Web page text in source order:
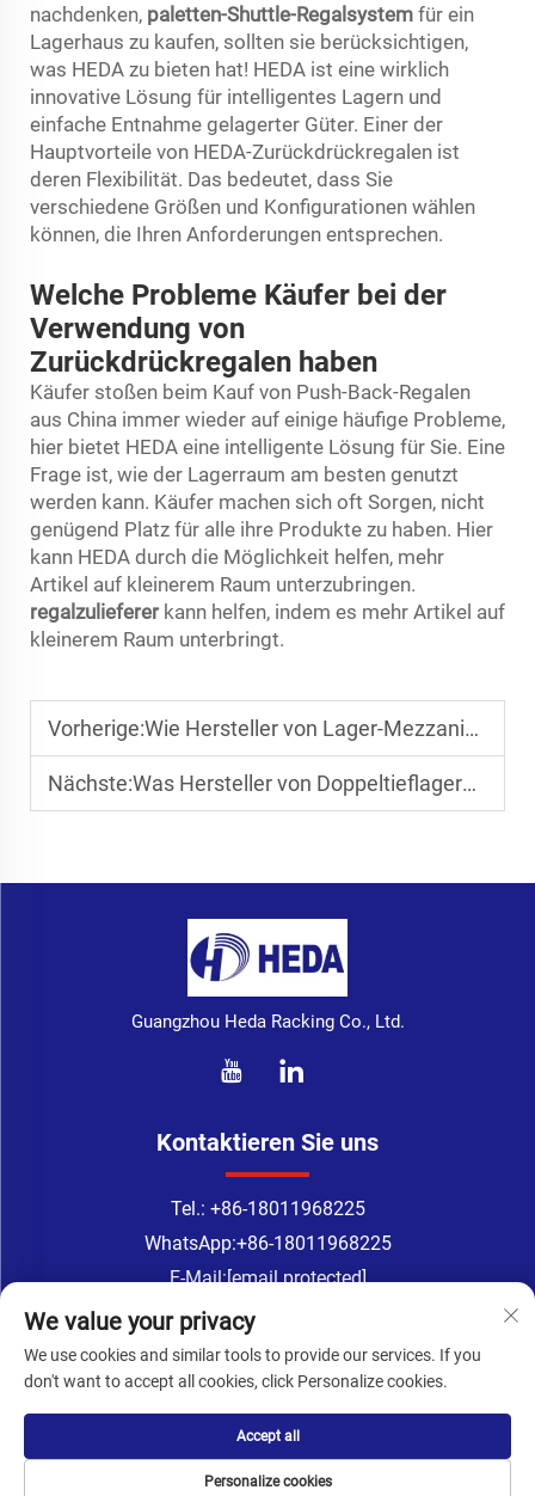
nachdenken, paletten-Shuttle-Regalsystem für ein
Lagerhaus zu kaufen, sollten sie berücksichtigen,
was HEDA zu bieten hat! HEDA ist eine wirklich
innovative Lösung für intelligentes Lagern und
einfache Entnahme gelagerter Güter. Einer der
Hauptvorteile von HEDA-Zurückdrückregalen ist
deren Flexibilität. Das bedeutet, dass Sie
verschiedene Größen und Konfigurationen wählen
können, die Ihren Anforderungen entsprechen.
Welche Probleme Käufer bei der
Verwendung von
Zurückdrückregalen haben
Käufer stoßen beim Kauf von Push-Back-Regalen
aus China immer wieder auf einige häufige Probleme,
hier bietet HEDA eine intelligente Lösung für Sie. Eine
Frage ist, wie der Lagerraum am besten genutzt
werden kann. Käufer machen sich oft Sorgen, nicht
genügend Platz für alle ihre Produkte zu haben. Hier
kann HEDA durch die Möglichkeit helfen, mehr
Artikel auf kleinerem Raum unterzubringen.
regalzulieferer kann helfen, indem es mehr Artikel auf
kleinerem Raum unterbringt.
Vorherige:Wie Hersteller von Lager-Mezzaninen den Bodenraum maximieren
Nächste:Was Hersteller von Doppeltieflagern für die Massenspeicherung tun
Guangzhou Heda Racking Co., Ltd.
Kontaktieren Sie uns
Tel.: +86-18011968225
WhatsApp:+86-18011968225
E-Mail:[email protected]
Address: 218 Zimmer, 2. Stock, Nr. 183, TingYuan Straße,
XinGangDong Straße, Stadtbezirk Haizhu, Guangzhou, Provinz
Guangdong, China
Urheberrecht © Guangzhou Heda Racking Co., Ltd. Alle
Rechte vorbehalten -Datenschutzrichtlinie
We value your privacy
We use cookies and similar tools to provide our services. If you
don't want to accept all cookies, click Personalize cookies.
Personalize cookies
Accept all